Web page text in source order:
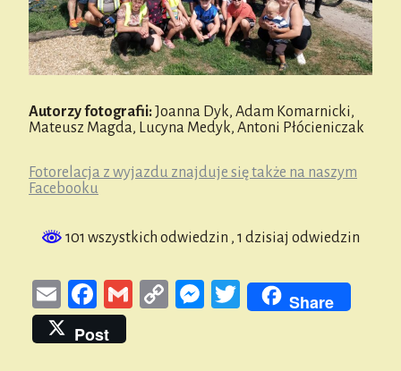
Autorzy fotografii:Joanna Dyk, Adam Komarnicki,
Mateusz Magda, Lucyna Medyk, Antoni Płócieniczak
Fotorelacja z wyjazdu znajduje się także na naszym
Facebooku
101 wszystkich odwiedzin , 1 dzisiaj odwiedzin
E
m
ail
Fa
ce
bo
G
Co
M
T
Share
Post